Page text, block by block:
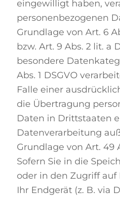
eingewilligt haben,
personenbezogenen
Grundlage von Art. 6
bzw. Art. 9 Abs. 2 lit. a
besondere
Abs. 1 DSGVO
Falle einer
die Übertragung
Daten in Drittstaaten
Datenverarbeitung
Grundlage von Art. 49
Sofern Sie in die
oder in den Zugriff
Ihr Endgerät (z. B. via